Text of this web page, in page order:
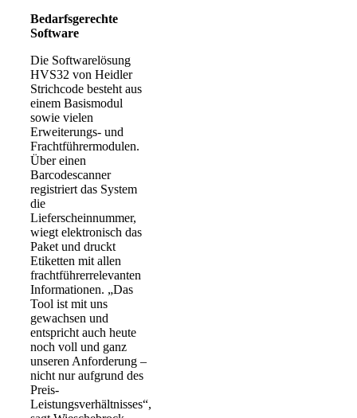
Bedarfsgerechte
Software
Die Softwarelösung
HVS32 von Heidler
Strichcode besteht aus
einem Basismodul
sowie vielen
Erweiterungs- und
Frachtführermodulen.
Über einen
Barcodescanner
registriert das System
die
Lieferscheinnummer,
wiegt elektronisch das
Paket und druckt
Etiketten mit allen
frachtführerrelevanten
Informationen. „Das
Tool ist mit uns
gewachsen und
entspricht auch heute
noch voll und ganz
unseren Anforderung –
nicht nur aufgrund des
Preis-
Leistungsverhältnisses“,